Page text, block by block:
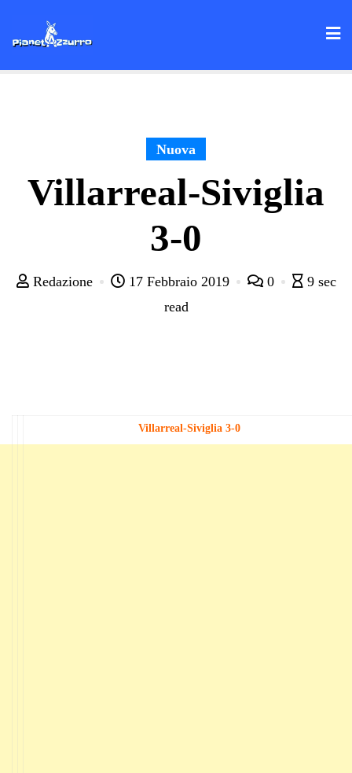
Nuova
Villarreal-Siviglia
3-0
Redazione 17 Febbraio 2019 0
9 sec
read
Villarreal-Siviglia 3-0